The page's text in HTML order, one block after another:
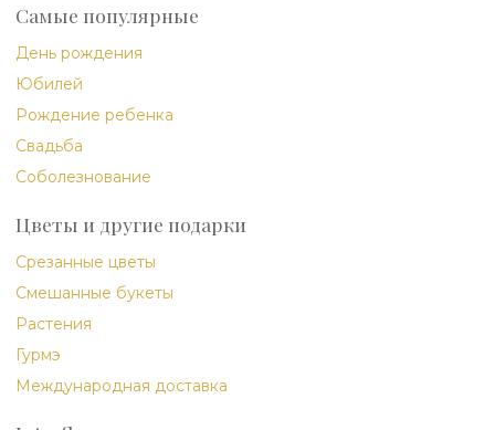
Самые популярные
День рождения
Юбилей
Рождение ребенка
Свадьба
Соболезнование
Цветы и другие подарки
Срезанные цветы
Смешанные букеты
Растения
Гурмэ
Международная доставка